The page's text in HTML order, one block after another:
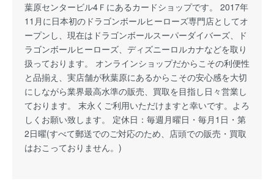
葉原センタービル4Ｆにあるカードショップです。 2017年
11月に日本初のドラゴンボールヒーローズ専門店としてオ
ープンし、現在はドラゴンボールスーパーダイバーズ、ド
ラゴンボールヒーローズ、ディズニーロルカナなどを取り
扱っております。 オンラインショップだからこその利便性
と品揃え、実店舗が秋葉原にあるからこその安心感を大切
にしながら業界最高水準の販売、買取を目指し日々営業し
ております。 末永くご利用いただけますと幸いです。よろ
しくお願い致します。 定休日：毎週月曜日・毎月1日・第
2日曜(すべて郵送でのご対応のため、店頭での販売・買取
はおこっておりません。)